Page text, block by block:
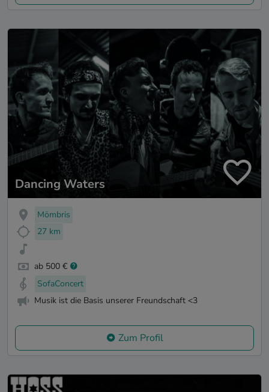
Dancing Waters
Mömbris
27 km
ab 500 €
SofaConcert
Musik ist die Basis unserer Freundschaft <3
Zum Profil